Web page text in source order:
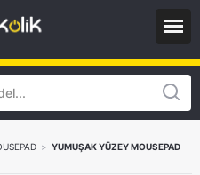
> YUMUŞAK YÜZEY MOUSEPAD